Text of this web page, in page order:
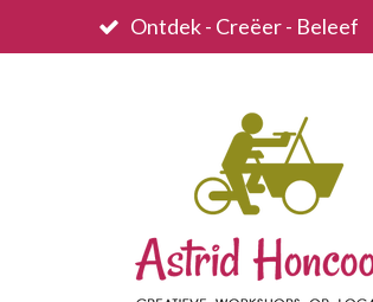
Ontdek - Creëer - Beleef